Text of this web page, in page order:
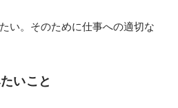
い。そのために仕事への適切な
いこと